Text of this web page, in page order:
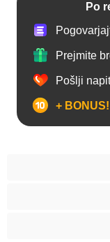
Po
Prejmite
Pošlji
+ BONUS!